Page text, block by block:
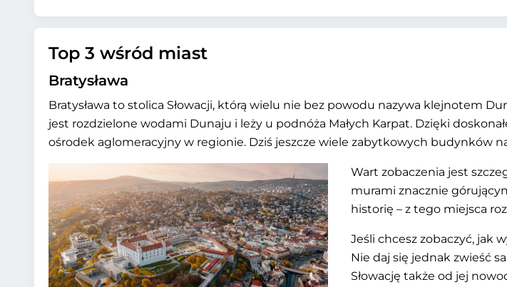
Top 3 wśród miast
Bratysława
Bratysława to stolica Słowacji, którą wielu nie bez powodu nazywa klejnotem
jest rozdzielone wodami Dunaju i leży u podnóża Małych Karpat. Dzięki
ośrodek aglomeracyjny w regionie. Dziś jeszcze wiele zabytkowych budynków
Wart zobaczenia jest
murami znacznie
historię – z tego miejsca
Jeśli chcesz zobaczyć, jak
Nie daj się jednak zwieść
Słowację także od jej